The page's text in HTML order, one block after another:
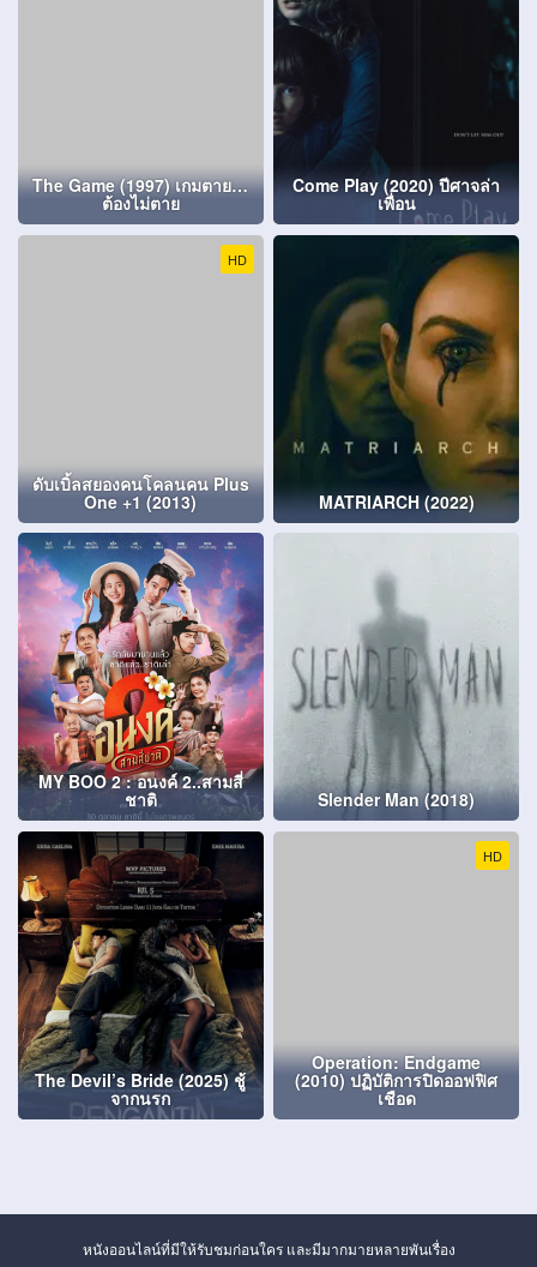
The Game (1997) เกมตาย…
ต้องไม่ตาย
Come Play (2020) ปีศาจล่า
เพื่อน
HD
ดับเบิ้ลสยองคนโคลนคน Plus
One +1 (2013) MATRIARCH (2022)
MY BOO 2 : อนงค์ 2..สามสี่
ชาติ Slender Man (2018)
The Devil’s Bride (2025) ชู้
จากนรก
HD
Operation: Endgame
(2010) ปฏิบัติการปิดออฟฟิศ
เชือด
หนังออนไลน์ที่มีให้รับชมก่อนใคร และมีมากมายหลายพันเรื่อง